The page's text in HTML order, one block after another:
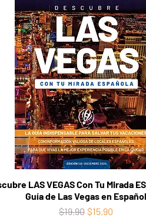
LAS VEGAS Con Tu Mirada
Guía de Las Vegas en Español
Regular Price
$19.90 Sale Price
$15.90